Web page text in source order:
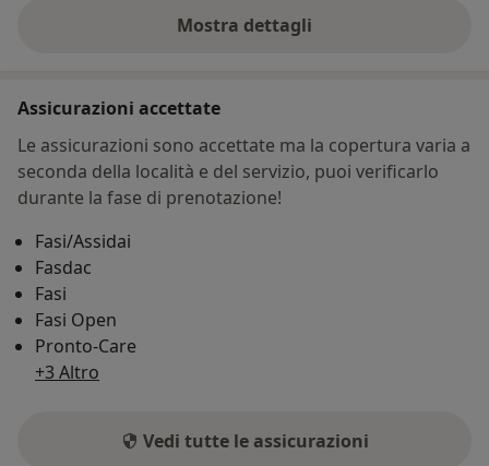
Mostra dettagli
sull'indirizzo
Assicurazioni accettate
Le assicurazioni sono accettate ma la copertura varia a
seconda della località e del servizio, puoi verificarlo
durante la fase di prenotazione!
Fasi/Assidai
Fasdac
Fasi
Fasi Open
Pronto-Care
+3 Altro
Vedi tutte le assicurazioni